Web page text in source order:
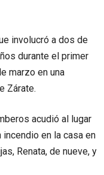
involucró a dos de
durante el primer
marzo en una
Zárate.
acudió al lugar
en la casa en
Renata, de nueve, y